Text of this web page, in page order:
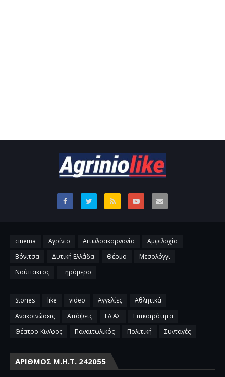
cinema Αγρίνιο Αιτωλοακαρνανία
Αμφιλοχία
Βόνιτσα
Δυτική Ελλάδα Θέρμο
Μεσολόγγι
Ναύπακτος
Ξηρόμερο
Stories like video Αγγελίες
Αθλητικά
Ανακοινώσεις
Απόψεις ΕΛ.ΑΣ
Επικαιρότητα
Θέατρο-Κιν/φος
Παναιτωλικός Πολιτική Συνταγές
ΑΡΙΘΜΌΣ Μ.Η.Τ. 242055